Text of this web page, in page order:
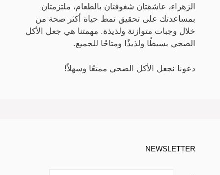
الزهراء، عاشقتان شغوفتان بالطعام، ملتزمتان
بمساعدتك على تحقيق نمط حياة أكثر صحة من
خلال وجبات متوازنة ولذيذة. مهمتنا هي جعل الأكل
الصحي بسيطًا ولذيذًا ومتاحًا للجميع.
دعونا نجعل الأكل الصحي ممتعًا وسهلاً!
NEWSLETTER